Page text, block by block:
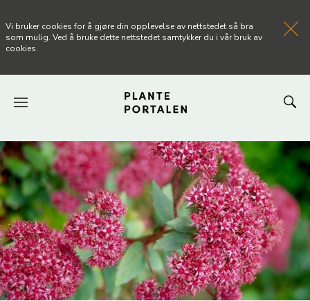
FORSIDEN
NYHETER
ARTIKLER
OM PLANTEPORTALEN
Vi bruker cookies for å gjøre din opplevelse av nettstedet så bra
som mulig. Ved å bruke dette nettstedet samtykker du i vår bruk av
cookies.